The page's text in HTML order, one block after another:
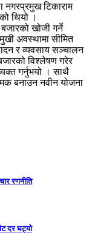
नगरप्रमुख टिकाराम
थियो ।
खोजी गर्ने
अवस्थामा सीमित
र व्यवसाय सञ्चालन
विश्लेषण गरेर
गर्नुभयो । साथै
बनाउन नवीन योजना
रणनीति
दर घट्यो